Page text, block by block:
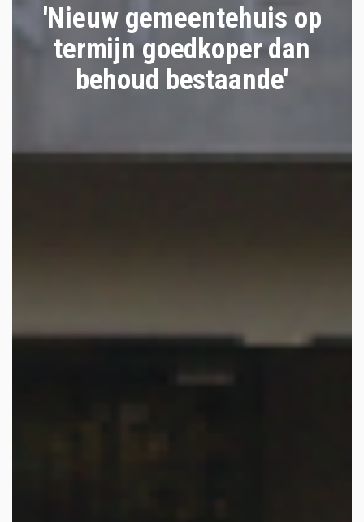
'Nieuw gemeentehuis op
termijn goedkoper dan
behoud bestaande'